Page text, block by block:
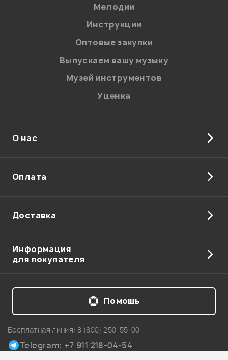
Мелодии
Инструкции
Оптовые закупки
Выпускаем вашу музыку
Музей инструментов
Уценка
О нас
Оплата
Доставка
Информация
для покупателя
Бесплатная линия: 8 (800) 250-55-00
Telegram: +7 911 218-04-54
Помощь